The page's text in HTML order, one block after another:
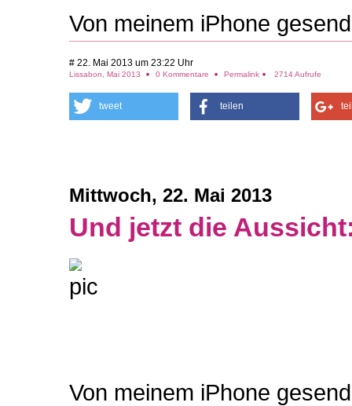
Von meinem iPhone
# 22. Mai 2013 um 23:22 Uhr
Lissabon, Mai 2013 0 Kommentare Permalink 2714 Aufrufe
tweet teilen
Mittwoch, 22. Mai 2013
Und jetzt die
Von meinem iPhone